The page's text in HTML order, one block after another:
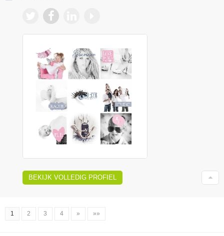
BEKIJK VOLLEDIG PROFIEL
1 2 3 4 » »»